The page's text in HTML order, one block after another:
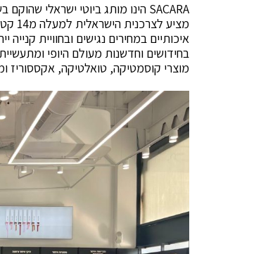
בחידושים וחדשנות מעולם היופי
מוצרי קוסמטיקה, טואלטיקה, אקססוריז